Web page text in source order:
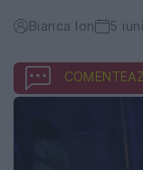
Bianca Ion 5